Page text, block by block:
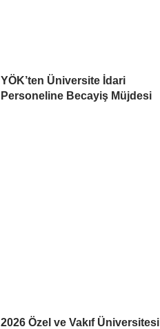
YÖK’ten Üniversite İdari
Personeline Becayiş Müjdesi
2026 Özel ve Vakıf Üniversitesi